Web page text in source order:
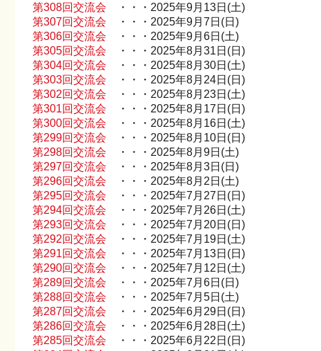
第308回交流会 ・・・2025年9月13日(土)
第307回交流会 ・・・2025年9月7日(日)
第306回交流会 ・・・2025年9月6日(土)
第305回交流会 ・・・2025年8月31日(日)
第304回交流会 ・・・2025年8月30日(土)
第303回交流会 ・・・2025年8月24日(日)
第302回交流会 ・・・2025年8月23日(土)
第301回交流会 ・・・2025年8月17日(日)
第300回交流会 ・・・2025年8月16日(土)
第299回交流会 ・・・2025年8月10日(日)
第298回交流会 ・・・2025年8月9日(土)
第297回交流会 ・・・2025年8月3日(日)
第296回交流会 ・・・2025年8月2日(土)
第295回交流会 ・・・2025年7月27日(日)
第294回交流会 ・・・2025年7月26日(土)
第293回交流会 ・・・2025年7月20日(日)
第292回交流会 ・・・2025年7月19日(土)
第291回交流会 ・・・2025年7月13日(日)
第290回交流会 ・・・2025年7月12日(土)
第289回交流会 ・・・2025年7月6日(日)
第288回交流会 ・・・2025年7月5日(土)
第287回交流会 ・・・2025年6月29日(日)
第286回交流会 ・・・2025年6月28日(土)
第285回交流会 ・・・2025年6月22日(日)